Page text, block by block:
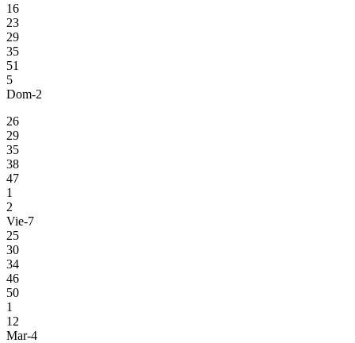
16
23
29
35
51
5
Dom-2
26
29
35
38
47
1
2
Vie-7
25
30
34
46
50
1
12
Mar-4